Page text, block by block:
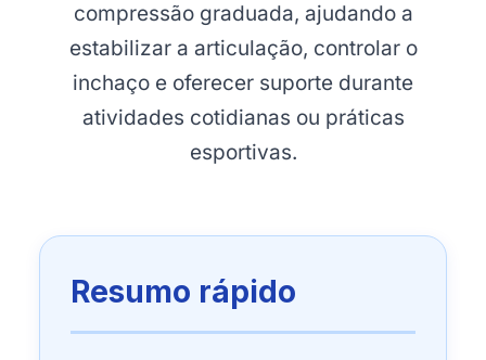
compressão graduada, ajudando a
estabilizar a articulação, controlar o
inchaço e oferecer suporte durante
atividades cotidianas ou práticas
esportivas.
Resumo rápido